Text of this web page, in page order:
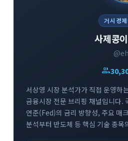
거시경
사제콩
group
서상영 시장 분석가가 직접 운영하
금융시장 전문 브리핑 채널입니다.
연준(Fed)의 금리 방향성, 주요 매
분석부터 반도체 등 핵심 기술 종목